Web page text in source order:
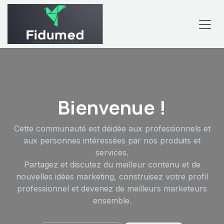
Se rendre au contenu
Bienvenue !
Cette communauté est déidée aux professionnels et
aux personnes intéressées par nos produits et
services.
Partagez et discutez du meilleur contenu et de
nouvelles idées marketing, construisez votre profil
professionnel et devenez de meilleurs marketeurs
ensemble.